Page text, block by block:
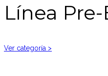
Línea
Ver categoría >